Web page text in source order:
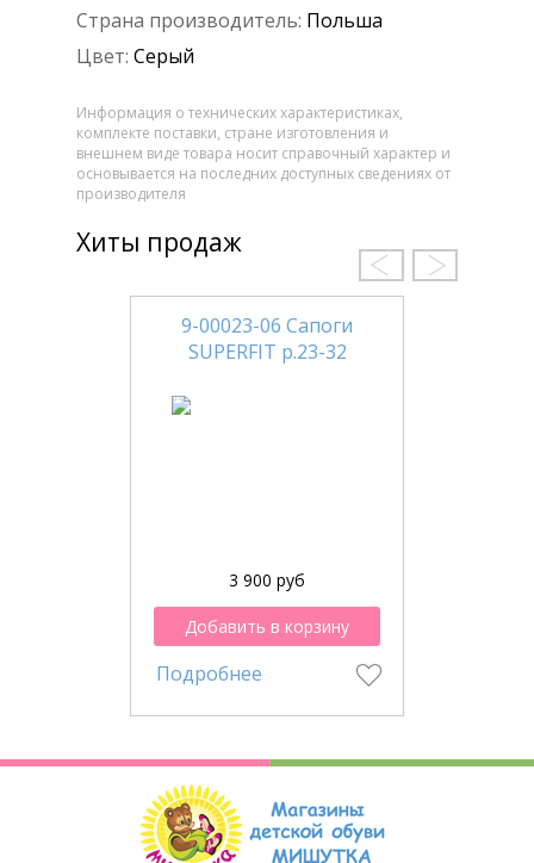
Страна производитель: Польша
Цвет: Серый
Информация о технических характеристиках,
комплекте поставки, стране изготовления и
внешнем виде товара носит справочный характер и
основывается на последних доступных сведениях от
производителя
Хиты продаж
9-00023-06 Сапоги
SUPERFIT р.23-32
3 900 руб
Добавить в корзину
Подробнее